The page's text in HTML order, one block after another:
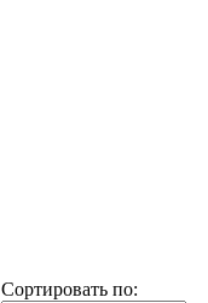
Сортировать по: